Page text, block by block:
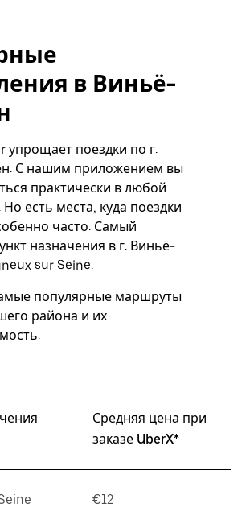
в Виньё-
упрощает поездки по г.
С нашим приложением вы
практически в любой
Но есть места, куда поездки
часто. Самый
назначения в г. Виньё-
sur Seine.
популярные маршруты
района и их
Средняя цена при
заказе UberX*
€12